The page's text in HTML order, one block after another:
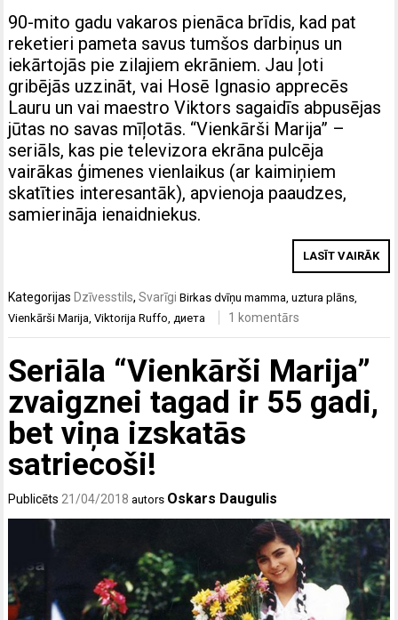
90-mito gadu vakaros pienāca brīdis, kad pat
reketieri pameta savus tumšos darbiņus un
iekārtojās pie zilajiem ekrāniem. Jau ļoti
gribējās uzzināt, vai Hosē Ignasio apprecēs
Lauru un vai maestro Viktors sagaidīs abpusējas
jūtas no savas mīļotās. “Vienkārši Marija” –
seriāls, kas pie televizora ekrāna pulcēja
vairākas ģimenes vienlaikus (ar kaimiņiem
skatīties interesantāk), apvienoja paaudzes,
samierināja ienaidniekus.
LASĪT VAIRĀK
Kategorijas Dzīvesstils,Svarīgi Birkasdvīņu mamma,uztura plāns,
Vienkārši Marija,Viktorija Ruffo,диета 1 komentārs
Seriāla “Vienkārši Marija”
zvaigznei tagad ir 55 gadi,
bet viņa izskatās
satriecoši!
Publicēts 21/04/2018 autors Oskars Daugulis